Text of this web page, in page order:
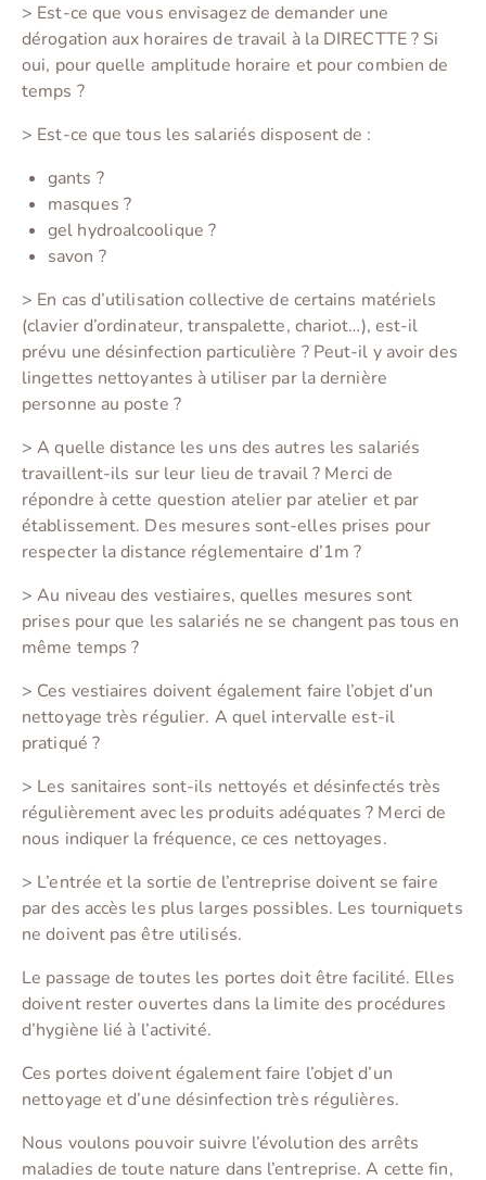
> Est-ce que vous envisagez de demander une
dérogation aux horaires de travail à la DIRECTTE ? Si
oui, pour quelle amplitude horaire et pour combien de
temps ?
> Est-ce que tous les salariés disposent de :
gants ?
masques ?
gel hydroalcoolique ?
savon ?
> En cas d’utilisation collective de certains matériels
(clavier d’ordinateur, transpalette, chariot…), est-il
prévu une désinfection particulière ? Peut-il y avoir des
lingettes nettoyantes à utiliser par la dernière
personne au poste ?
> A quelle distance les uns des autres les salariés
travaillent-ils sur leur lieu de travail ? Merci de
répondre à cette question atelier par atelier et par
établissement. Des mesures sont-elles prises pour
respecter la distance réglementaire d’1m ?
> Au niveau des vestiaires, quelles mesures sont
prises pour que les salariés ne se changent pas tous en
même temps ?
> Ces vestiaires doivent également faire l’objet d’un
nettoyage très régulier. A quel intervalle est-il
pratiqué ?
> Les sanitaires sont-ils nettoyés et désinfectés très
régulièrement avec les produits adéquates ? Merci de
nous indiquer la fréquence, ce ces nettoyages.
> L’entrée et la sortie de l’entreprise doivent se faire
par des accès les plus larges possibles. Les tourniquets
ne doivent pas être utilisés.
Le passage de toutes les portes doit être facilité. Elles
doivent rester ouvertes dans la limite des procédures
d’hygiène lié à l’activité.
Ces portes doivent également faire l’objet d’un
nettoyage et d’une désinfection très régulières.
Nous voulons pouvoir suivre l’évolution des arrêts
maladies de toute nature dans l’entreprise. A cette fin,